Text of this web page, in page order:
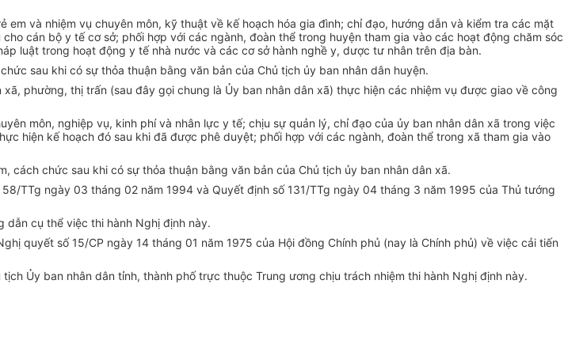
và nhiệm vụ chuyên môn, kỹ thuật về kế hoạch hóa gia đình; chỉ đạo, hướng dẫn và kiểm tra các mặt
cán bộ y tế cơ sở; phối hợp với các ngành, đoàn thể trong huyện tham gia vào các hoạt động chăm sóc
luật trong hoạt động y tế nhà nước và các cơ sở hành nghề y, dược tư nhân trên địa bàn.
sau khi có sự thỏa thuận bằng văn bản của Chủ tịch ủy ban nhân dân huyện.
phường, thị trấn (sau đây gọi chung là Ủy ban nhân dân xã) thực hiện các nhiệm vụ được giao về công
môn, nghiệp vụ, kinh phí và nhân lực y tế; chịu sự quản lý, chỉ đạo của ủy ban nhân dân xã trong việc
hiện kế hoạch đó sau khi đã được phê duyệt; phối hợp với các ngành, đoàn thể trong xã tham gia vào
cách chức sau khi có sự thỏa thuận bằng văn bản của Chủ tịch ủy ban nhân dân xã.
TTg ngày 03 tháng 02 năm 1994 và Quyết định số 131/TTg ngày 04 tháng 3 năm 1995 của Thủ tướng
dẫn cụ thể việc thi hành Nghị định này.
quyết số 15/CP ngày 14 tháng 01 năm 1975 của Hội đồng Chính phủ (nay là Chính phủ) về việc cải tiến
Ủy ban nhân dân tỉnh, thành phố trực thuộc Trung ương chịu trách nhiệm thi hành Nghị định này.